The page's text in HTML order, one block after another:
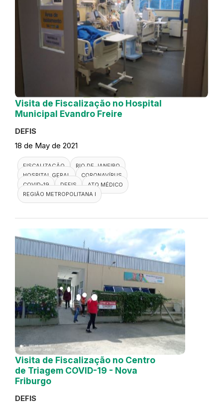
Visita de Fiscalização no Hospital
Municipal Evandro Freire
DEFIS
18 de May de 2021
FISCALIZAÇÃO
RIO DE JANEIRO
HOSPITAL GERAL
CORONAVÍRUS
COVID-19
DEFIS
ATO MÉDICO
REGIÃO METROPOLITANA I
Visita de Fiscalização no Centro
de Triagem COVID-19 - Nova
Friburgo
DEFIS